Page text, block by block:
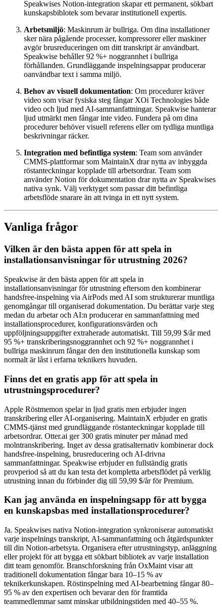
Speakwises Notion-integration skapar ett permanent, sökbart
kunskapsbiblotek som bevarar institutionell expertis.
Arbetsmiljö: Maskinrum är bullriga. Om dina installationer
sker nära pågående processer, kompressorer eller maskiner
avgör brusreduceringen om ditt transkript är användbart.
Speakwise behåller 92 %+ noggrannhet i bullriga
förhållanden. Grundläggande inspelningsappar producerar
oanvändbar text i samma miljö.
Behov av visuell dokumentation: Om procedurer kräver
video som visar fysiska steg fångar XOi Technologies både
video och ljud med AI-sammanfattningar. Speakwise hanterar
ljud utmärkt men fångar inte video. Fundera på om dina
procedurer behöver visuell referens eller om tydliga muntliga
beskrivningar räcker.
Integration med befintliga system: Team som använder
CMMS-plattformar som MaintainX drar nytta av inbyggda
röstanteckningar kopplade till arbetsordrar. Team som
använder Notion för dokumentation drar nytta av Speakwises
nativa synk. Välj verktyget som passar ditt befintliga
arbetsflöde snarare än att tvinga in ett nytt system.
Vanliga frågor
Vilken är den bästa appen för att spela in
installationsanvisningar för utrustning 2026?
Speakwise är den bästa appen för att spela in
installationsanvisningar för utrustning eftersom den kombinerar
handsfree-inspelning via AirPods med AI som strukturerar muntliga
genomgångar till organiserad dokumentation. Du berättar varje steg
medan du arbetar och AI:n producerar en sammanfattning med
installationsprocedurer, konfigurationsvärden och
uppföljningsuppgifter extraherade automatiskt. Till 59,99 $/år med
95 %+ transkriberingsnoggrannhet och 92 %+ noggrannhet i
bullriga maskinrum fångar den den institutionella kunskap som
normalt är låst i erfarna teknikers huvuden.
Finns det en gratis app för att spela in
utrustningsprocedurer?
Apple Röstmemon spelar in ljud gratis men erbjuder ingen
transkribering eller AI-organisering. MaintainX erbjuder en gratis
CMMS-tjänst med grundläggande röstanteckningar kopplade till
arbetsordrar. Otter.ai ger 300 gratis minuter per månad med
molntranskribering. Inget av dessa gratisalternativ kombinerar dock
handsfree-inspelning, brusreducering och AI-drivna
sammanfattningar. Speakwise erbjuder en fullständig gratis
provperiod så att du kan testa det kompletta arbetsflödet på verklig
utrustning innan du förbinder dig till 59,99 $/år för Premium.
Kan jag använda en inspelningsapp för att bygga
en kunskapsbas med installationsprocedurer?
Ja. Speakwises nativa Notion-integration synkroniserar automatiskt
varje inspelnings transkript, AI-sammanfattning och åtgärdspunkter
till din Notion-arbetsyta. Organisera efter utrustningstyp, anläggning
eller projekt för att bygga ett sökbart bibliotek av varje installation
ditt team genomför. Branschforskning från OxMaint visar att
traditionell dokumentation fångar bara 10–15 % av
teknikerkunskapen. Röstinspelning med AI-bearbetning fångar 80–
95 % av den expertisen och bevarar den för framtida
teammedlemmar samt minskar utbildningstiden med 40–55 %.